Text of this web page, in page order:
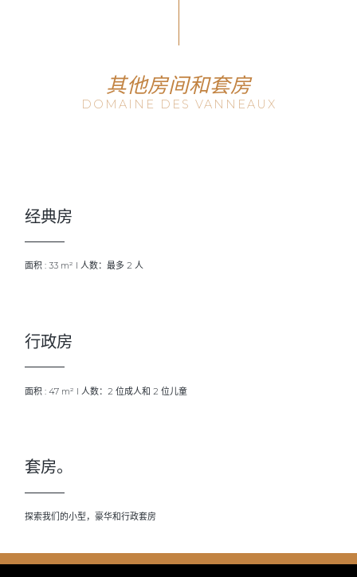
其他房间和套房
DOMAINE DES VANNEAUX
经典房
面积 : 33 m² I 人数：最多 2 人
行政房
面积 : 47 m² I 人数：2 位成人和 2 位儿童
套房。
探索我们的小型，豪华和行政套房